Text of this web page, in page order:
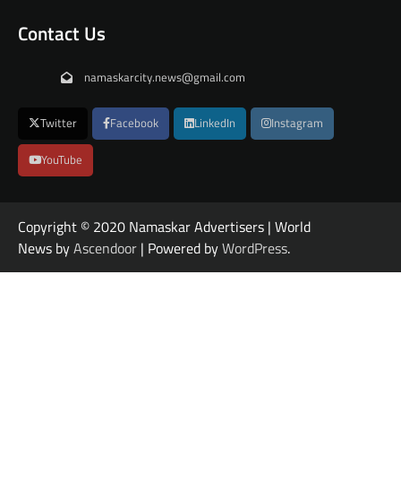
Contact Us
namaskarcity.news@gmail.com
Twitter Facebook LinkedIn Instagram
YouTube
Copyright © 2020 Namaskar Advertisers | World
News byAscendoor | Powered byWordPress.